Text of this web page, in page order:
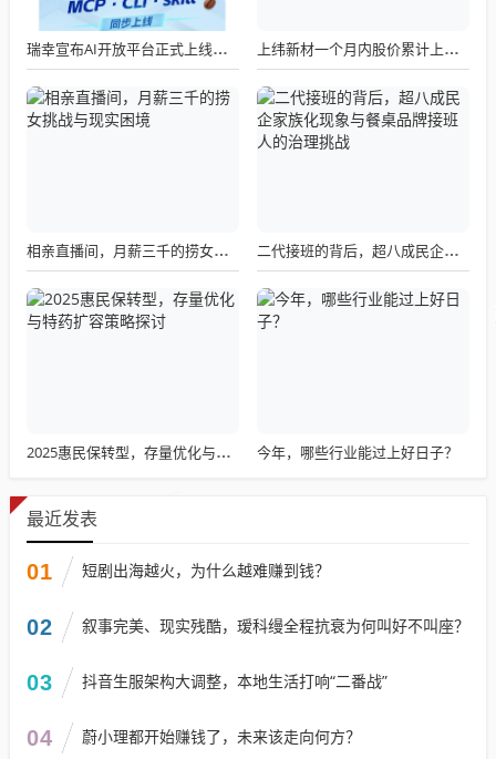
瑞幸宣布AI开放平台正式上线，我们点了一杯试了试 上纬新材一个月内股价累计上涨1320% 上交所暂停部分账户交易
相亲直播间，月薪三千的捞女挑战与现实困境 二代接班的背后，超八成民企家族化现象与餐桌品牌接班人的治理挑战
2025惠民保转型，存量优化与特药扩容策略探讨 今年，哪些行业能过上好日子？
最近发表
01 短剧出海越火，为什么越难赚到钱？
02 叙事完美、现实残酷，瑷科缦全程抗衰为何叫好不叫座？
03 抖音生服架构大调整，本地生活打响“二番战”
04 蔚小理都开始赚钱了，未来该走向何方？